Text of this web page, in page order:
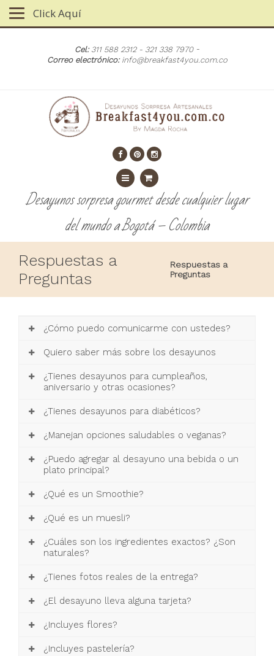
Click Aquí
Cel:311 588 2312 - 321 338 7970-
Correo electrónico:info@breakfast4you.com.co
Desayunos sorpresa gourmet desde cualquier lugar
del mundo a Bogotá – Colombia
Respuestas a
Preguntas
Respuestas a
Preguntas
¿Cómo puedo comunicarme con ustedes?
Quiero saber más sobre los desayunos
¿Tienes desayunos para cumpleaños,
aniversario y otras ocasiones?
¿Tienes desayunos para diabéticos?
¿Manejan opciones saludables o veganas?
¿Puedo agregar al desayuno una bebida o un
plato principal?
¿Qué es un Smoothie?
¿Qué es un muesli?
¿Cuáles son los ingredientes exactos? ¿Son
naturales?
¿Tienes fotos reales de la entrega?
¿El desayuno lleva alguna tarjeta?
¿Incluyes flores?
¿Incluyes pastelería?